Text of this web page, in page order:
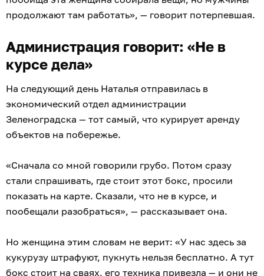
продолжают там работать», — говорит потерпевшая.
Администрация говорит: «Не в
курсе дела»
На следующий день Наталья отправилась в
экономический отдел администрации
Зеленоградска — тот самый, что курирует аренду
объектов на побережье.
«Сначала со мной говорили грубо. Потом сразу
стали спрашивать, где стоит этот бокс, просили
показать на карте. Сказали, что не в курсе, и
пообещали разобраться», — рассказывает она.
Но женщина этим словам не верит: «У нас здесь за
кукурузу штрафуют, пукнуть нельзя бесплатно. А тут
бокс стоит на сваях, его техника привезла — и они не